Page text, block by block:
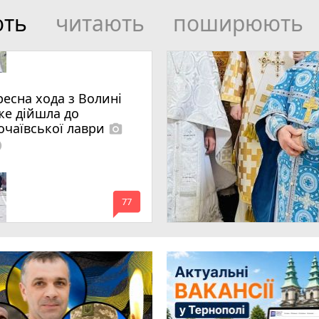
читають поширюють
хода з Волині
дійшла до
лаври photo_camera
mode_comment
77